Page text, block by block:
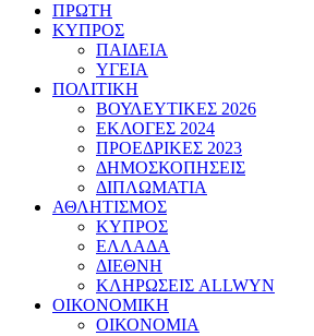
ΠΡΩΤΗ
ΚΥΠΡΟΣ
ΠΑΙΔΕΙΑ
ΥΓΕΙΑ
ΠΟΛΙΤΙΚΗ
ΒΟΥΛΕΥΤΙΚΕΣ 2026
ΕΚΛΟΓΕΣ 2024
ΠΡΟΕΔΡΙΚΕΣ 2023
ΔΗΜΟΣΚΟΠΗΣΕΙΣ
ΔΙΠΛΩΜΑΤΙΑ
ΑΘΛΗΤΙΣΜΟΣ
ΚΥΠΡΟΣ
ΕΛΛΑΔΑ
ΔΙΕΘΝΗ
ΚΛΗΡΩΣΕΙΣ ALLWYN
ΟΙΚΟΝΟΜΙΚΗ
ΟΙΚΟΝΟΜΙΑ